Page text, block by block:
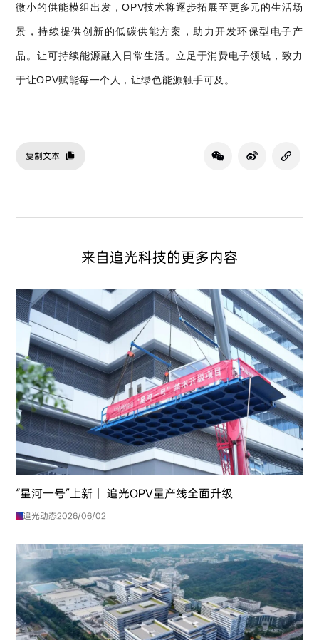
微小的供能模组出发，OPV技术将逐步拓展至更多元的生活场
景，持续提供创新的低碳供能方案，助力开发环保型电子产
品。让可持续能源融入日常生活。立足于消费电子领域，致力
于让OPV赋能每一个人，让绿色能源触手可及。
复制文本
来自追光科技的更多内容
“星河一号”上新｜ 追光OPV量产线全面升级
追光动态2026/06/02